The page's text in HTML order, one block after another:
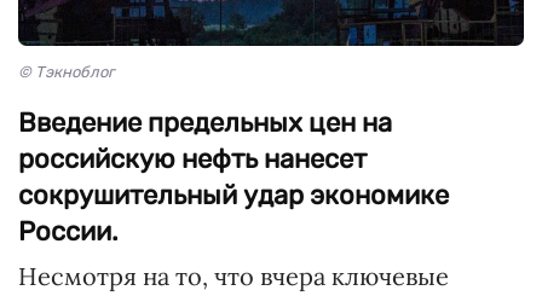
© Тэкноблог
Введение предельных цен на
российскую нефть нанесет
сокрушительный удар экономике
России.
Несмотря на то, что вчера ключевые